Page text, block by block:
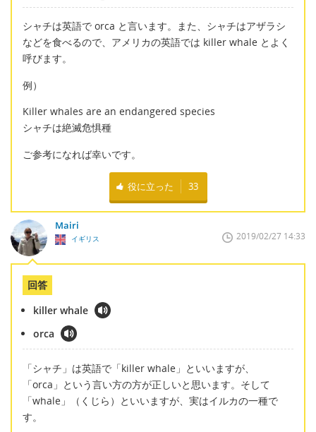
シャチは英語で orca と言います。また、シャチはアザラシ
などを食べるので、アメリカの英語では killer whale とよく
呼びます。
例）
Killer whales are an endangered species
シャチは絶滅危惧種
ご参考になれば幸いです。
役に立った 33
Mairi
イギリス 2019/02/27 14:33
回答
killer whale
orca
「シャチ」は英語で「killer whale」といいますが、
「orca」という言い方の方が正しいと思います。そして
「whale」（くじら）といいますが、実はイルカの一種で
す。